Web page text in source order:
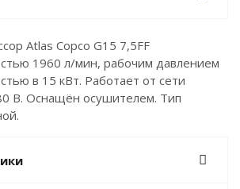
Atlas Copco G15 7,5FF
1960 л/мин, рабочим давлением
в 15 кВт. Работает от сети
В. Оснащён осушителем. Тип